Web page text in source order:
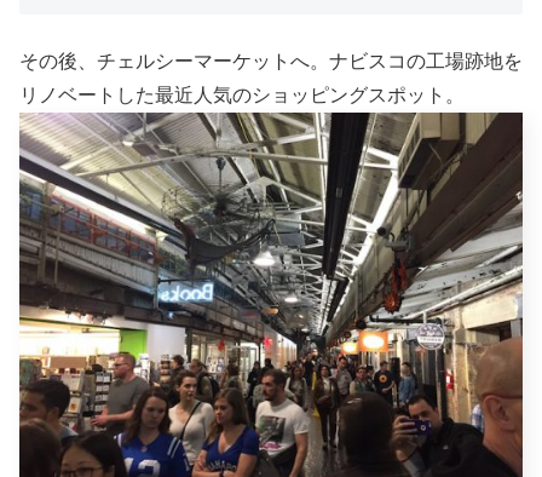
その後、チェルシーマーケットへ。ナビスコの工場跡地を
リノベートした最近人気のショッピングスポット。